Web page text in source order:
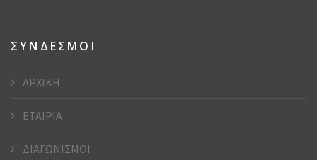
ΣΥΝΔΕΣΜΟΙ
ΑΡΧΙΚΗ
ΕΤΑΙΡΙΑ
ΔΙΑΓΩΝΙΣΜΟΙ